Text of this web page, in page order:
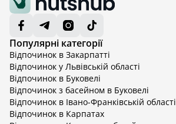
Популярні категорії
Відпочинок в Закарпатті
Відпочинок у Львівській області
Відпочинок в Буковелі
Відпочинок з басейном в Буковелі
Відпочинок в Івано-Франківській області
Відпочинок в Карпатах